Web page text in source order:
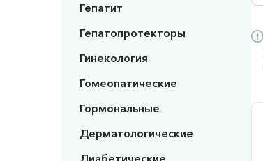
Гепатит
Гепатопротекторы
Гинекология
Гомеопатические
Гормональные
Дерматологические